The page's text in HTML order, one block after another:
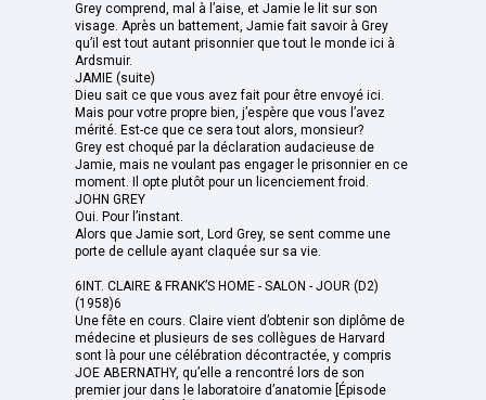
Grey comprend, mal à l’aise, et Jamie le lit sur son
visage. Après un battement, Jamie fait savoir à Grey
qu’il est tout autant prisonnier que tout le monde ici à
Ardsmuir.
JAMIE (suite)
Dieu sait ce que vous avez fait pour être envoyé ici.
Mais pour votre propre bien, j’espère que vous l’avez
mérité. Est-ce que ce sera tout alors, monsieur?
Grey est choqué par la déclaration audacieuse de
Jamie, mais ne voulant pas engager le prisonnier en ce
moment. Il opte plutôt pour un licenciement froid.
JOHN GREY
Oui. Pour l’instant.
Alors que Jamie sort, Lord Grey, se sent comme une
porte de cellule ayant claquée sur sa vie.
6INT. CLAIRE & FRANK’S HOME - SALON - JOUR (D2)
(1958)6
Une fête en cours. Claire vient d’obtenir son diplôme de
médecine et plusieurs de ses collègues de Harvard
sont là pour une célébration décontractée, y compris
JOE ABERNATHY, qu’elle a rencontré lors de son
premier jour dans le laboratoire d’anatomie [Épisode